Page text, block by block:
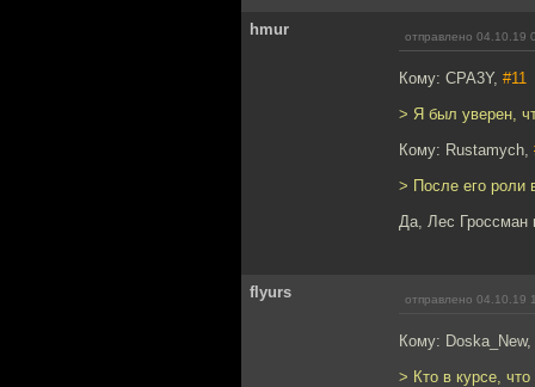
hmur отправлено 04.10.19
Кому: CPA3Y, #11
> Я был уверен,
Кому: Rustamych,
> После его роли
Да, Лес Гроссман
flyurs отправлено 04.10.19
Кому: Doska_New,
> Кто в курсе,